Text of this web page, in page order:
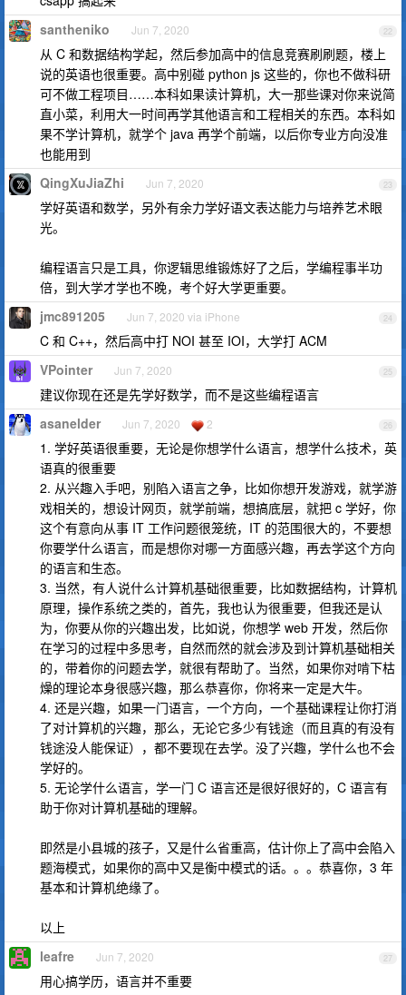
22
santheniko Jun 7, 2020
从 C 和数据结构学起，然后参加高中的信息竞赛刷刷题，楼上
说的英语也很重要。高中别碰 python js 这些的，你也不做科研
可不做工程项目……本科如果读计算机，大一那些课对你来说简
直小菜，利用大一时间再学其他语言和工程相关的东西。本科如
果不学计算机，就学个 java 再学个前端，以后你专业方向没准
也能用到
23
QingXuJiaZhi Jun 7, 2020
学好英语和数学，另外有余力学好语文表达能力与培养艺术眼
光。
编程语言只是工具，你逻辑思维锻炼好了之后，学编程事半功
倍，到大学才学也不晚，考个好大学更重要。
24
jmc891205 Jun 7, 2020 via iPhone
C 和 C++，然后高中打 NOI 甚至 IOI，大学打 ACM
25
VPointer Jun 7, 2020
建议你现在还是先学好数学，而不是这些编程语言
26
asanelder Jun 7, 2020 2
1. 学好英语很重要，无论是你想学什么语言，想学什么技术，英
语真的很重要
2. 从兴趣入手吧，别陷入语言之争，比如你想开发游戏，就学游
戏相关的，想设计网页，就学前端，想搞底层，就把 c 学好，你
这个有意向从事 IT 工作问题很笼统，IT 的范围很大的，不要想
你要学什么语言，而是想你对哪一方面感兴趣，再去学这个方向
的语言和生态。
3. 当然，有人说什么计算机基础很重要，比如数据结构，计算机
原理，操作系统之类的，首先，我也认为很重要，但我还是认
为，你要从你的兴趣出发，比如说，你想学 web 开发，然后你
在学习的过程中多思考，自然而然的就会涉及到计算机基础相关
的，带着你的问题去学，就很有帮助了。当然，如果你对啃下枯
燥的理论本身很感兴趣，那么恭喜你，你将来一定是大牛。
4. 还是兴趣，如果一门语言，一个方向，一个基础课程让你打消
了对计算机的兴趣，那么，无论它多少有钱途（而且真的有没有
钱途没人能保证），都不要现在去学。没了兴趣，学什么也不会
学好的。
5. 无论学什么语言，学一门 C 语言还是很好很好的，C 语言有
助于你对计算机基础的理解。
即然是小县城的孩子，又是什么省重高，估计你上了高中会陷入
题海模式，如果你的高中又是衡中模式的话。。。恭喜你，3 年
基本和计算机绝缘了。
以上
27
leafre Jun 7, 2020
用心搞学历，语言并不重要